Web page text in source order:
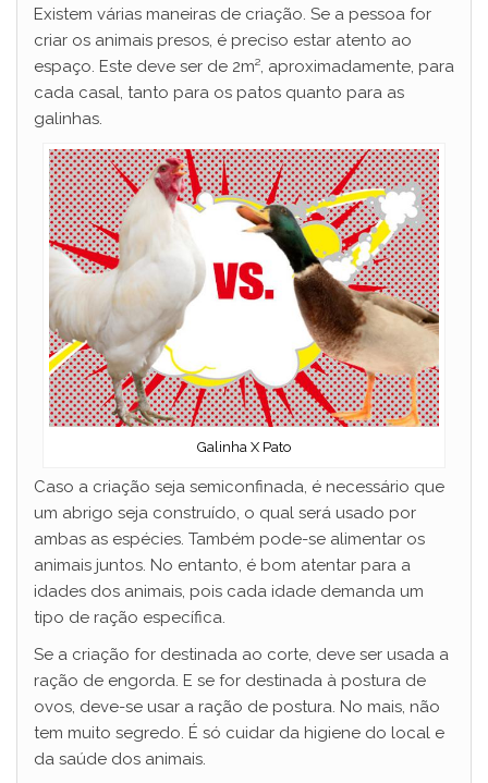
Existem várias maneiras de criação. Se a pessoa for
criar os animais presos, é preciso estar atento ao
espaço. Este deve ser de 2m², aproximadamente, para
cada casal, tanto para os patos quanto para as
galinhas.
Galinha X Pato
Caso a criação seja semiconfinada, é necessário que
um abrigo seja construído, o qual será usado por
ambas as espécies. Também pode-se alimentar os
animais juntos. No entanto, é bom atentar para a
idades dos animais, pois cada idade demanda um
tipo de ração específica.
Se a criação for destinada ao corte, deve ser usada a
ração de engorda. E se for destinada à postura de
ovos, deve-se usar a ração de postura. No mais, não
tem muito segredo. É só cuidar da higiene do local e
da saúde dos animais.